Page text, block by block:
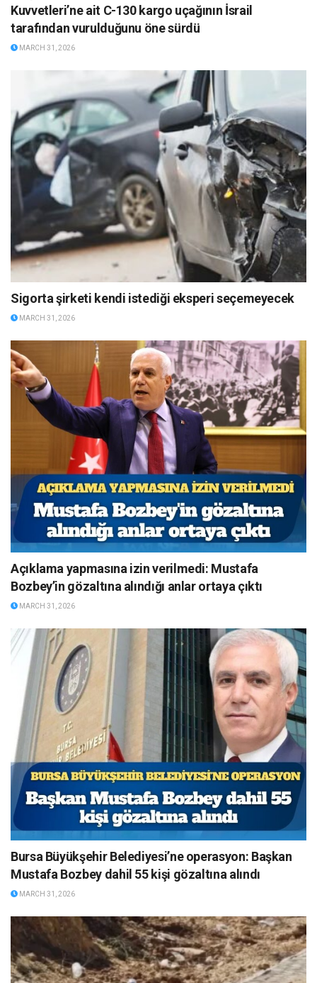
Kuvvetleri’ne ait C-130 kargo uçağının İsrail
tarafından vurulduğunu öne sürdü
MARCH 31, 2026
Sigorta şirketi kendi istediği eksperi seçemeyecek
MARCH 31, 2026
Açıklama yapmasına izin verilmedi: Mustafa
Bozbey’in gözaltına alındığı anlar ortaya çıktı
MARCH 31, 2026
Bursa Büyükşehir Belediyesi’ne operasyon: Başkan
Mustafa Bozbey dahil 55 kişi gözaltına alındı
MARCH 31, 2026